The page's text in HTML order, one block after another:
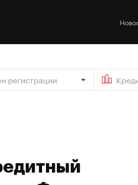
регистрации